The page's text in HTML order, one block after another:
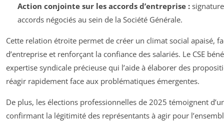
Action conjointe sur les accords d’entreprise :
accords négociés au sein de la Société Générale.
Cette relation étroite permet de créer un climat social apaisé,
d’entreprise et renforçant la confiance des salariés. Le CSE
expertise syndicale précieuse qui l’aide à élaborer des
réagir rapidement face aux problématiques émergentes.
De plus, les élections professionnelles de 2025 témoignent
confirmant la légitimité des représentants à agir pour